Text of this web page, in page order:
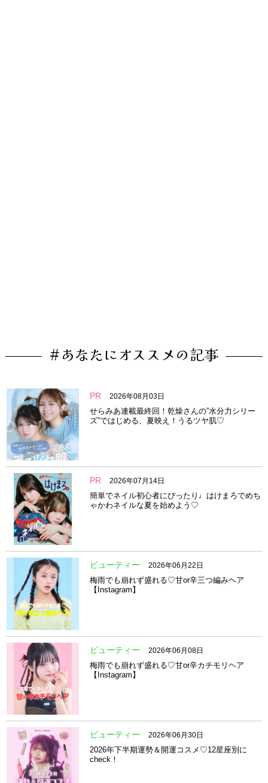
#あなたにオススメの記事
PR 2026年08月03日
せらみあ連載最終回！乾燥さんの”水分力シリー
ズ”ではじめる、夏映え！うるツヤ肌♡
PR 2026年07月14日
簡単でネイル初心者にぴったり♩はけまろでめち
ゃかわネイルな夏を始めよう♡
ビューティー 2026年06月22日
梅雨でも崩れず盛れる♡甘or辛三つ編みヘア
【Instagram】
ビューティー 2026年06月08日
梅雨でも崩れず盛れる♡甘or辛カチモリヘア
【Instagram】
ビューティー 2026年06月30日
2026年下半期運勢＆開運コスメ♡12星座別に
check！